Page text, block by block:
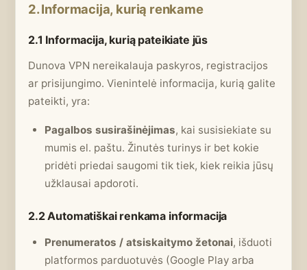
2. Informacija, kurią renkame
2.1 Informacija, kurią pateikiate jūs
Dunova VPN nereikalauja paskyros, registracijos
ar prisijungimo. Vienintelė informacija, kurią galite
pateikti, yra:
Pagalbos susirašinėjimas, kai susisiekiate su
mumis el. paštu. Žinutės turinys ir bet kokie
pridėti priedai saugomi tik tiek, kiek reikia jūsų
užklausai apdoroti.
2.2 Automatiškai renkama informacija
Prenumeratos / atsiskaitymo žetonai, išduoti
platformos parduotuvės (Google Play arba